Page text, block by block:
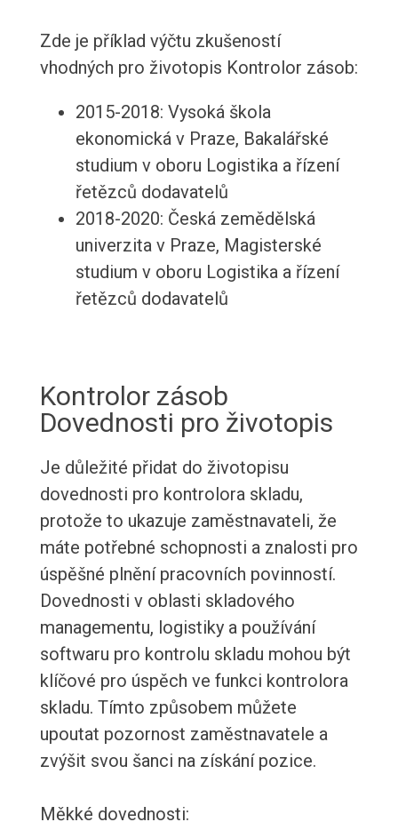
Zde je příklad výčtu zkušeností
vhodných pro životopis Kontrolor zásob:
2015-2018: Vysoká škola
ekonomická v Praze, Bakalářské
studium v oboru Logistika a řízení
řetězců dodavatelů
2018-2020: Česká zemědělská
univerzita v Praze, Magisterské
studium v oboru Logistika a řízení
řetězců dodavatelů
Kontrolor zásob
Dovednosti pro životopis
Je důležité přidat do životopisu
dovednosti pro kontrolora skladu,
protože to ukazuje zaměstnavateli, že
máte potřebné schopnosti a znalosti pro
úspěšné plnění pracovních povinností.
Dovednosti v oblasti skladového
managementu, logistiky a používání
softwaru pro kontrolu skladu mohou být
klíčové pro úspěch ve funkci kontrolora
skladu. Tímto způsobem můžete
upoutat pozornost zaměstnavatele a
zvýšit svou šanci na získání pozice.
Měkké dovednosti: